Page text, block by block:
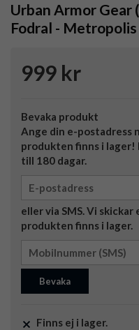
Urban Armor Gear
Fodral - Metropolis
999 kr
Bevaka produkt
Ange din e-postadress
produkten finns i lager!
till 180 dagar.
eller via SMS. Vi
produkten finns i lager.
Bevaka
Finns ej i lager.